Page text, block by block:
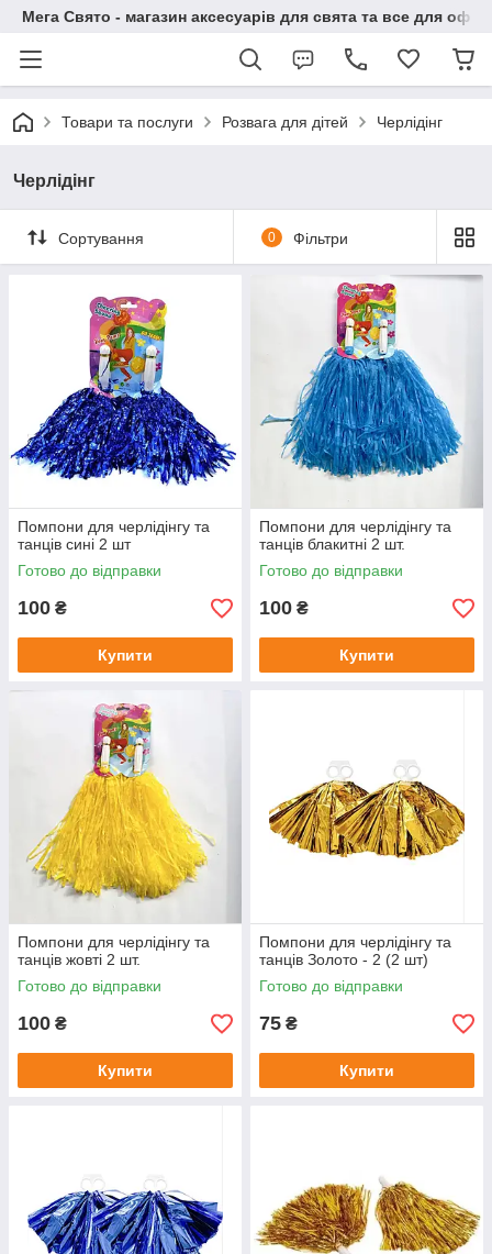
Мега Свято - магазин аксесуарів для свята та все для
Товари та послуги Розвага для дітей Черлідінг
Черлідінг
Сортування 0 Фільтри
Помпони для черлідінгу та
танців сині 2 шт
Готово до відправки
100 ₴
Купити
Помпони для черлідінгу та
танців блакитні 2 шт.
Готово до відправки
100 ₴
Купити
Помпони для черлідінгу та
танців жовті 2 шт.
Готово до відправки
100 ₴
Купити
Помпони для черлідінгу та
танців Золото - 2 (2 шт)
Готово до відправки
75 ₴
Купити